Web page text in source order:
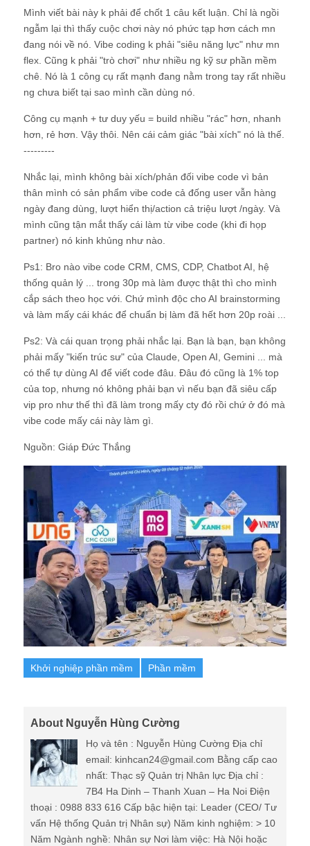
Mình viết bài này k phải để chốt 1 câu kết luận. Chỉ là ngồi
ngẫm lại thì thấy cuộc chơi này nó phức tạp hơn cách mn
đang nói về nó. Vibe coding k phải "siêu năng lực" như mn
flex. Cũng k phải "trò chơi" như nhiều ng kỹ sư phần mềm
chê. Nó là 1 công cụ rất mạnh đang nằm trong tay rất nhiều
ng chưa biết tại sao mình cần dùng nó.
Công cụ mạnh + tư duy yếu = build nhiều "rác" hơn, nhanh
hơn, rẻ hơn. Vậy thôi. Nên cái cảm giác "bài xích" nó là thế.
---------
Nhắc lại, mình không bài xích/phản đối vibe code vì bản
thân mình có sản phẩm vibe code cả đống user vẫn hàng
ngày đang dùng, lượt hiển thị/action cả triệu lượt /ngày. Và
mình cũng tận mắt thấy cái làm từ vibe code (khi đi họp
partner) nó kinh khủng như nào.
Ps1: Bro nào vibe code CRM, CMS, CDP, Chatbot AI, hệ
thống quản lý ... trong 30p mà làm được thật thì cho mình
cắp sách theo học với. Chứ mình độc cho AI brainstorming
và làm mấy cái khác để chuẩn bị làm đã hết hơn 20p roài ...
Ps2: Và cái quan trọng phải nhắc lại. Bạn là bạn, bạn không
phải mấy "kiến trúc sư" của Claude, Open AI, Gemini ... mà
có thể tự dùng AI để viết code đâu. Đâu đó cũng là 1% top
của top, nhưng nó không phải bạn vì nếu bạn đã siêu cấp
vip pro như thế thì đã làm trong mấy cty đó rồi chứ ở đó mà
vibe code mấy cái này làm gì.
Nguồn: Giáp Đức Thắng
Khởi nghiệp phần mềm Phần mềm
About Nguyễn Hùng Cường
Họ và tên : Nguyễn Hùng Cường Địa chỉ
email: kinhcan24@gmail.com Bằng cấp cao
nhất: Thạc sỹ Quản trị Nhân lực Địa chỉ :
7B4 Ha Dinh – Thanh Xuan – Ha Noi Điện
thoại : 0988 833 616 Cấp bậc hiện tại: Leader (CEO/ Tư
vấn Hệ thống Quản trị Nhân sự) Năm kinh nghiệm: > 10
Năm Ngành nghề: Nhân sự Nơi làm việc: Hà Nội hoặc